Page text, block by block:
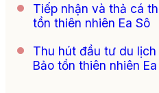
Tiếp nhận và thả cá
tồn thiên nhiên Ea Sô
Thu hút đầu tư du
Bảo tồn thiên nhiên